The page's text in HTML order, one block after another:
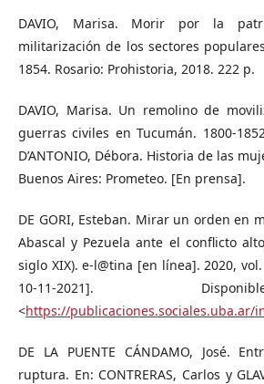
DAVIO, Marisa. Morir por la
militarización de los sectores
1854. Rosario: Prohistoria, 2018. 222 p.
DAVIO, Marisa. Un remolino de
guerras civiles en Tucumán. 1800-
D’ANTONIO, Débora. Historia de las
Buenos Aires: Prometeo. [En prensa].
DE GORI, Esteban. Mirar un orden en
Abascal y Pezuela ante el conflicto
siglo XIX). e-l@tina [en línea]. 2020,
10-11-2021].
<https://
DE LA PUENTE CÁNDAMO, José.
ruptura. En: CONTRERAS, Carlos y